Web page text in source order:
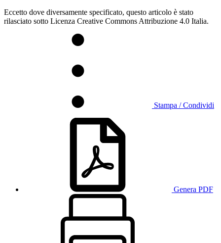
Eccetto dove diversamente specificato, questo articolo è stato
rilasciato sotto Licenza Creative Commons Attribuzione 4.0 Italia.
Stampa / Condividi
Genera PDF